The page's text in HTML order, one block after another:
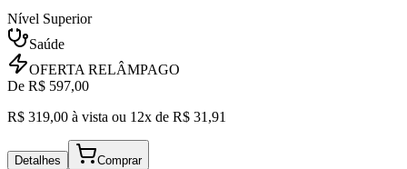
Nível Superior
Saúde
OFERTA RELÂMPAGO
De R$ 597,00
R$ 319,00 à vista ou 12x de R$ 31,91
Detalhes Comprar